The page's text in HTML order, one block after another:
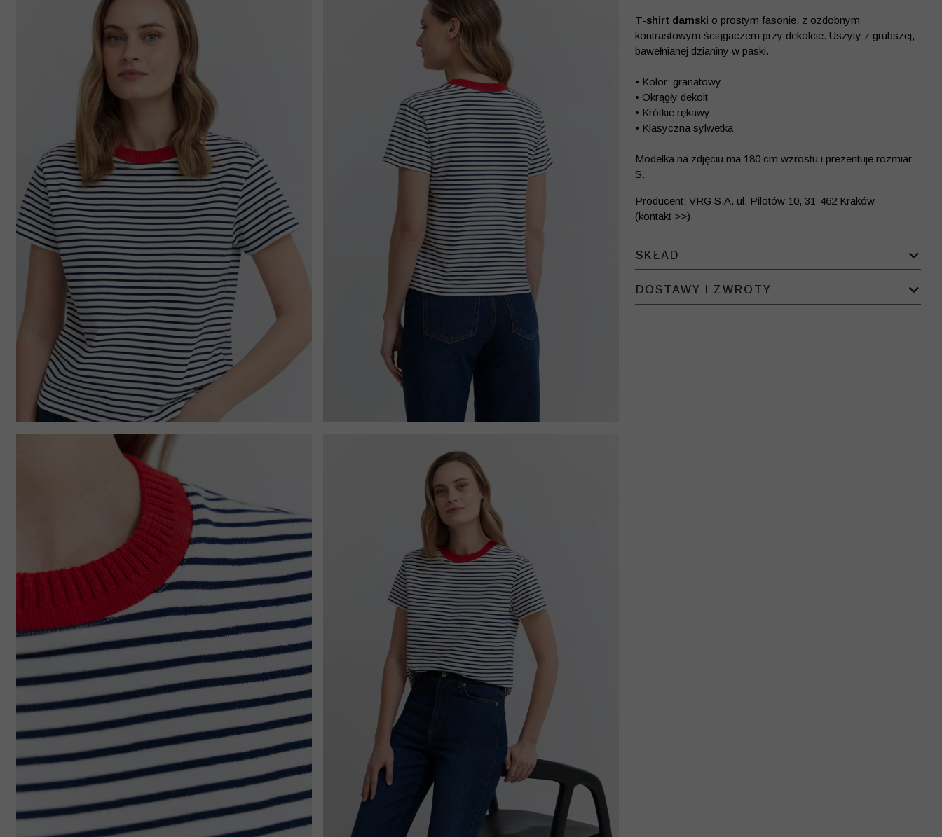
T-shirt damski o prostym fasonie, z ozdobnym
kontrastowym ściągaczem przy dekolcie. Uszyty z grubszej,
bawełnianej dzianiny w paski.
• Kolor: granatowy
• Okrągły dekolt
• Krótkie rękawy
• Klasyczna sylwetka
Modelka na zdjęciu ma 180 cm wzrostu i prezentuje rozmiar
S.
Producent: VRG S.A. ul. Pilotów 10, 31-462 Kraków
(kontakt >>)
SKŁAD
DOSTAWY I ZWROTY